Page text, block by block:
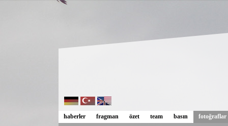
haberler fragman özet team basın fotoğraflar